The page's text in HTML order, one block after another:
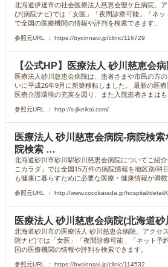
北海道伊達市の社会医療法人慈恵会聖ケ丘病院。
び(病院ナビ)では「女医」「夜間診療可能」「ネ
で全国の医療機関の情報や評判を検索できます。
参照元URL ： https://byoinnavi.jp/clinic/116729
【公式HP】医療法人 砂川慈恵会
医療法人砂川慈恵会病院は、患者さまや市民の方
いに平成26年9月に新築移転しました。 最新の医療
医療介護環境の充実を図り、また入院患者さまはも
参照元URL ： http://s-jikeikai.com/
医療法人 砂川慈恵会病院-病院検
院検索 …
北海道砂川市砂川駅砂川慈恵会病院についてご紹
こカラダ」では全国15万件の病院情報を地区別/科
も健康に暮らすために必要な医療・健康情報が満載
参照元URL ： http://www.cocokarada.jp/hospital/
医療法人 砂川慈恵会病院(北海道砂
北海道砂川市の医療法人 砂川慈恵会病院。アクセ
院ナビ)では「女医」「夜間診療可能」「ネット予
国の医療機関の情報や評判を検索できます。
参照元URL ： https://byoinnavi.jp/clinic/114532